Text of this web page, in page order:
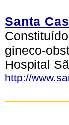
Santa
gineco-
Hospital
http://